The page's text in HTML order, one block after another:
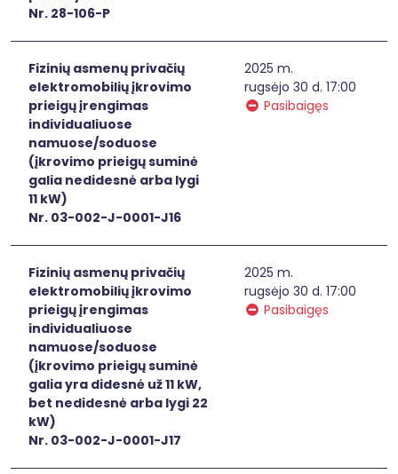
Nr. 28-106-P
Fizinių asmenų privačių
elektromobilių įkrovimo
prieigų įrengimas
individualiuose
namuose/soduose
(įkrovimo prieigų suminė
galia nedidesnė arba lygi
11 kW)
Nr. 03-002-J-0001-J16
2025 m.
rugsėjo 30 d. 17:00
Pasibaigęs
Fizinių asmenų privačių
elektromobilių įkrovimo
prieigų įrengimas
individualiuose
namuose/soduose
(įkrovimo prieigų suminė
galia yra didesnė už 11 kW,
bet nedidesnė arba lygi 22
kW)
Nr. 03-002-J-0001-J17
2025 m.
rugsėjo 30 d. 17:00
Pasibaigęs